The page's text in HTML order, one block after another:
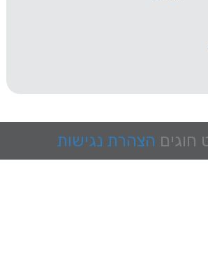
הצהרת נגישות